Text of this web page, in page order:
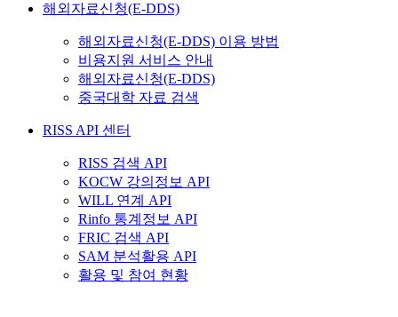
해외자료신청(E-DDS)
해외자료신청(E-DDS) 이용 방법
비용지원 서비스 안내
해외자료신청(E-DDS)
중국대학 자료 검색
RISS API 센터
RISS 검색 API
KOCW 강의정보 API
WILL 연계 API
Rinfo 통계정보 API
FRIC 검색 API
SAM 분석활용 API
활용 및 참여 현황